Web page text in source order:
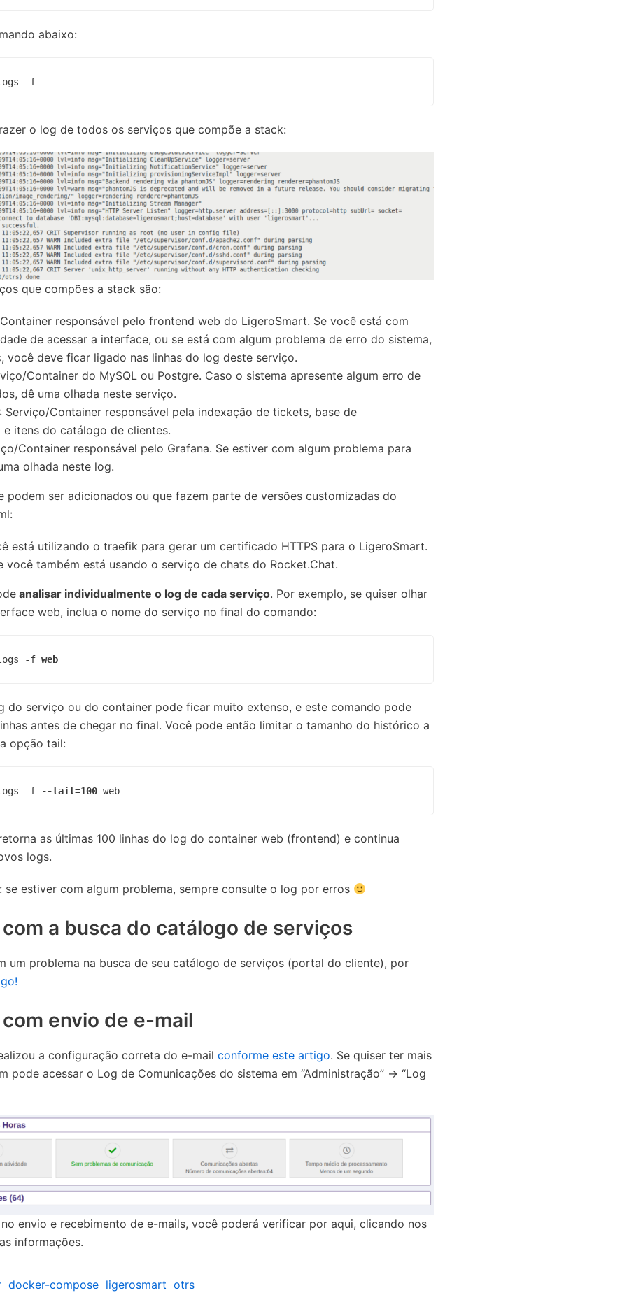
abaixo:
logs -f
o log de todos os serviços que compõe a stack:
que compões a stack são:
responsável pelo frontend web do LigeroSmart. Se você está com
de acessar a interface, ou se está com algum problema de erro do sistema,
você deve ficar ligado nas linhas do log deste serviço.
Container do MySQL ou Postgre. Caso o sistema apresente algum erro de
dê uma olhada neste serviço.
: Serviço/Container responsável pela indexação de tickets, base de
e itens do catálogo de clientes.
Container responsável pelo Grafana. Se estiver com algum problema para
olhada neste log.
podem ser adicionados ou que fazem parte de versões customizadas do
está utilizando o traefik para gerar um certificado HTTPS para o LigeroSmart.
você também está usando o serviço de chats do Rocket.Chat.
analisar individualmente o log de cada serviço. Por exemplo, se quiser olhar
web, inclua o nome do serviço no final do comando:
logs -f web
do serviço ou do container pode ficar muito extenso, e este comando pode
antes de chegar no final. Você pode então limitar o tamanho do histórico a
opção tail:
logs -f --tail=100 web
as últimas 100 linhas do log do container web (frontend) e continua
logs.
se estiver com algum problema, sempre consulte o log por erros
a busca do catálogo de serviços
um problema na busca de seu catálogo de serviços (portal do cliente), por
envio de e-mail
a configuração correta do e-mail conforme este artigo. Se quiser ter mais
pode acessar o Log de Comunicações do sistema em “Administração” -> “Log
envio e recebimento de e-mails, você poderá verificar por aqui, clicando nos
informações.
docker-compose ligerosmart otrs